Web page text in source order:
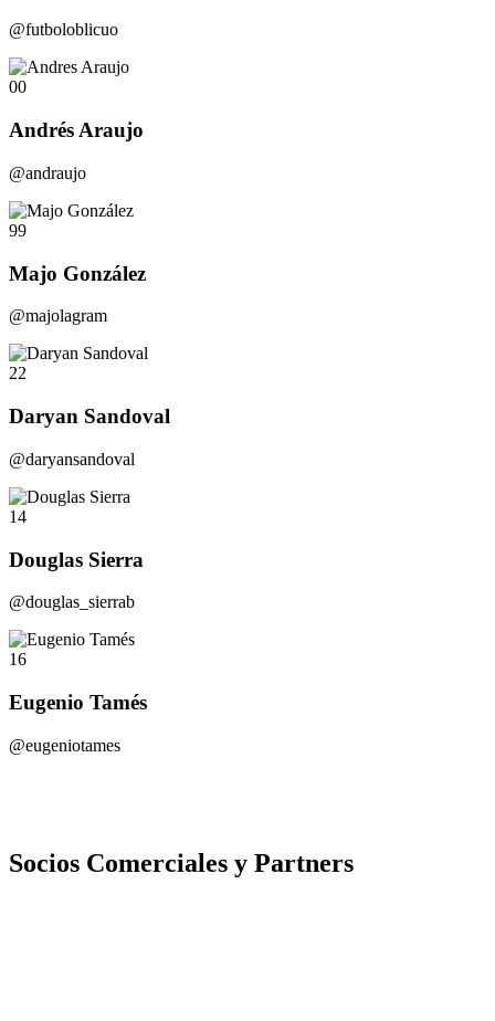
@futboloblicuo
00
Andrés Araujo
@andraujo
99
Majo González
@majolagram
22
Daryan Sandoval
@daryansandoval
14
Douglas Sierra
@douglas_sierrab
16
Eugenio Tamés
@eugeniotames
Socios Comerciales y Partners